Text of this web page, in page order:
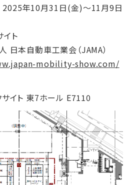
10月31日(金)～11月9日
ト
本自動車工業会（JAMA）
mobility-show.com/
サイト 東7ホール E7110